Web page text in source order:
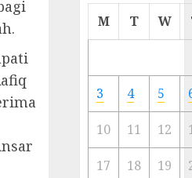
Cermin
Ibu
Kota
23/11/
M T W
3 4 5
10 11 12
17 18 19